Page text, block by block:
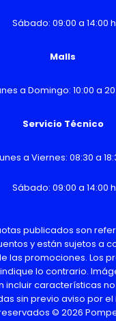
Sábado: 09:00 a 14:00
Malls
a Domingo: 10:00 a
Servicio Técnico
a Viernes: 08:30 a
Sábado: 09:00 a 14:00
publicados son
y están sujetos a
las promociones. Los
lo contrario.
incluir características
sin previo aviso por
© 2026